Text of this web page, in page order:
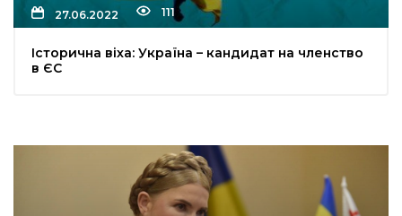
27.06.2022 111
Історична віха: Україна – кандидат на членство
в ЄС